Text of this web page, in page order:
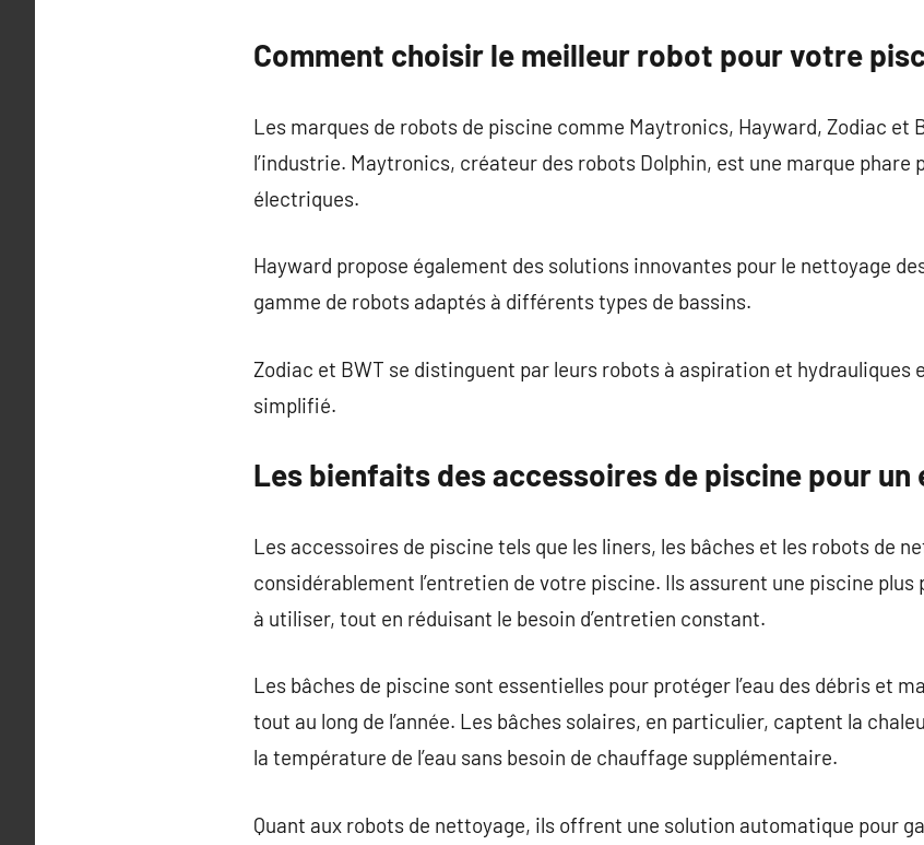
Comment choisir le meilleur robot pour votre
Les marques de robots de piscine comme Maytronics, Hayward, Zodiac et
l’industrie. Maytronics, créateur des robots Dolphin, est une marque phare
électriques.
Hayward propose également des solutions innovantes pour le nettoyage
gamme de robots adaptés à différents types de bassins.
Zodiac et BWT se distinguent par leurs robots à aspiration et hydrauliques
simplifié.
Les bienfaits des accessoires de piscine pour
Les accessoires de piscine tels que les liners, les bâches et les robots de
considérablement l’entretien de votre piscine. Ils assurent une piscine plus
à utiliser, tout en réduisant le besoin d’entretien constant.
Les bâches de piscine sont essentielles pour protéger l’eau des débris et
tout au long de l’année. Les bâches solaires, en particulier, captent la
la température de l’eau sans besoin de chauffage supplémentaire.
Quant aux robots de nettoyage, ils offrent une solution automatique pour